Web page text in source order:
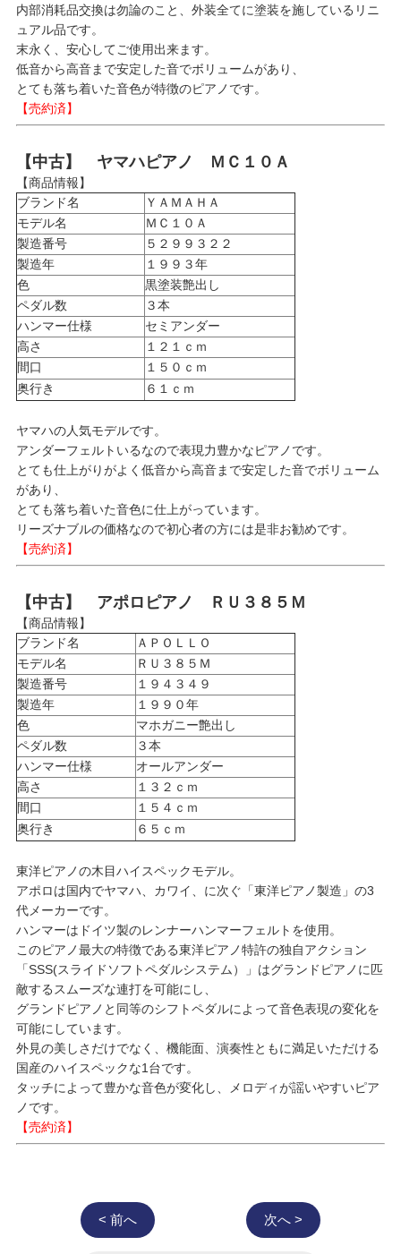
内部消耗品交換は勿論のこと、外装全てに塗装を施しているリニ
ュアル品です。
末永く、安心してご使用出来ます。
低音から高音まで安定した音でボリュームがあり、
とても落ち着いた音色が特徴のピアノです。
【売約済】
【中古】 ヤマハピアノ ＭＣ１０Ａ
【商品情報】
ブランド名
ＹＡＭＡＨＡ
モデル名
ＭＣ１０Ａ
製造番号
５２９９３２２
製造年
１９９３年
色
黒塗装艶出し
ペダル数
３本
ハンマー仕様
セミアンダー
高さ
１２１ｃｍ
間口
１５０ｃｍ
奥行き
６１ｃｍ
ヤマハの人気モデルです。
アンダーフェルトいるなので表現力豊かなピアノです。
とても仕上がりがよく低音から高音まで安定した音でボリューム
があり、
とても落ち着いた音色に仕上がっています。
リーズナブルの価格なので初心者の方には是非お勧めです。
【売約済】
【中古】 アポロピアノ ＲＵ３８５Ｍ
【商品情報】
ブランド名
ＡＰＯＬＬＯ
モデル名
ＲＵ３８５Ｍ
製造番号
１９４３４９
製造年
１９９０年
色
マホガニー艶出し
ペダル数
３本
ハンマー仕様
オールアンダー
高さ
１３２ｃｍ
間口
１５４ｃｍ
奥行き
６５ｃｍ
東洋ピアノの木目ハイスペックモデル。
アポロは国内でヤマハ、カワイ、に次ぐ「東洋ピアノ製造」の3
代メーカーです。
ハンマーはドイツ製のレンナーハンマーフェルトを使用。
このピアノ最大の特徴である東洋ピアノ特許の独自アクション
「SSS(スライドソフトペダルシステム）」はグランドピアノに匹
敵するスムーズな連打を可能にし、
グランドピアノと同等のシフトペダルによって音色表現の変化を
可能にしています。
外見の美しさだけでなく、機能面、演奏性ともに満足いただける
国産のハイスペックな1台です。
タッチによって豊かな音色が変化し、メロディが謡いやすいピア
ノです。
【売約済】
< 前へ 次へ >